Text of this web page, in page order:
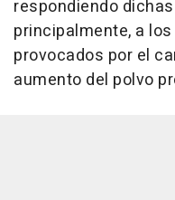
respondiendo
principalmente, a
provocados por el
aumento del polvo